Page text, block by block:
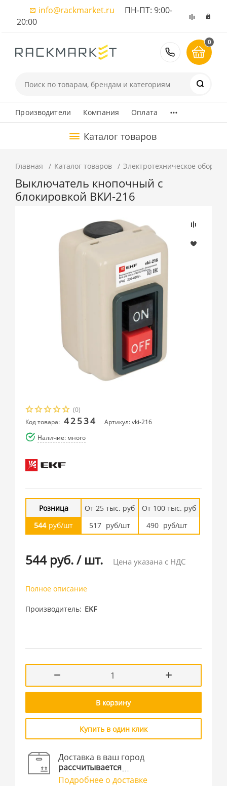
info@rackmarket.ru ПН-ПТ: 9:00-
20:00
8 (495)
0
Производители Компания Оплата ...
Каталог товаров
Главная Каталог товаров Электротехническое
Выключатель кнопочный с
блокировкой ВКИ-216
(0)
Код товара: 42534
Артикул: vki-216
Наличие: много
Розница
544 руб/шт
От 25 тыс. руб
517 руб/шт
От 100 тыс. руб
490 руб/шт
544 руб./ шт. Цена указана с НДС
Полное описание
Производитель EKF
В корзину
Купить в один клик
Доставка в ваш город
рассчитывается
Подробнее о доставке